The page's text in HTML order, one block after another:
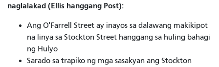
naglalakad (Ellis hanggang Post):
Ang O'Farrell Street ay inayos sa dalawang makikipot
na linya sa Stockton Street hanggang sa huling bahagi
ng Hulyo
Sarado sa trapiko ng mga sasakyan ang Stockton